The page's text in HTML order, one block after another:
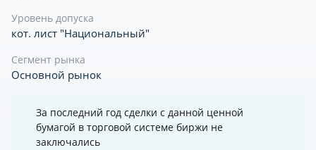
Уровень допуска
кот. лист "Национальный"
Сегмент рынка
Основной рынок
За последний год сделки с данной ценной
бумагой в торговой системе биржи не
заключались